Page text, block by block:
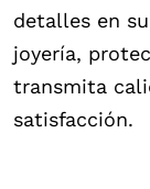
detalles en
joyería,
transmita
satisfacción.